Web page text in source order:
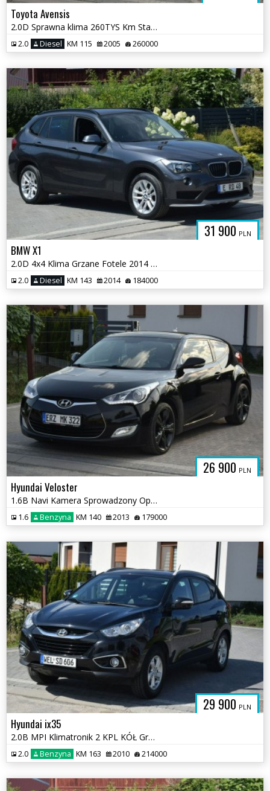
Toyota Avensis
2.0D Sprawna klima 260TYS Km Stan Bardzo Dobry
2.0 Diesel KM 115 2005 260000
31 900 PLN
BMW X1
2.0D 4x4 Klima Grzane Fotele 2014 PDC Sprowadzony
2.0 Diesel KM 143 2014 184000
26 900 PLN
Hyundai Veloster
1.6B Navi Kamera Sprowadzony Opłacony
1.6 Benzyna KM 140 2013 179000
29 900 PLN
Hyundai ix35
2.0B MPI Klimatronik 2 KPL KÓŁ Grzane Fotele Sprowadzony
2.0 Benzyna KM 163 2010 214000